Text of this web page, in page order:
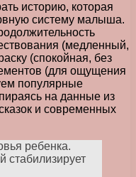
историю, которая
систему малыша.
(медленный,
(спокойная, без
(для ощущения
популярные
на данные из
и современных
ребенка.
стабилизирует